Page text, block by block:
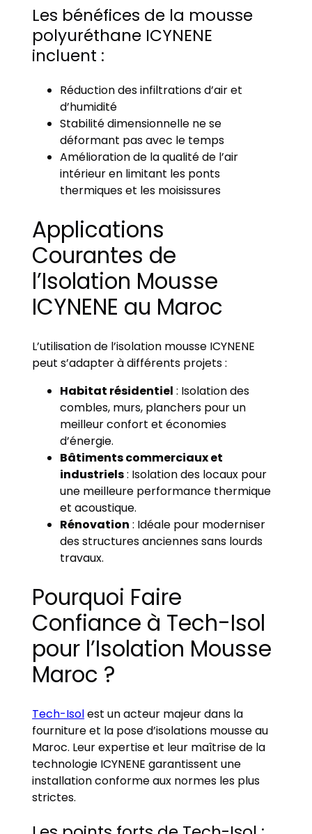
Les bénéfices de la mousse
polyuréthane ICYNENE
incluent :
Réduction des infiltrations d’air et
d’humidité
Stabilité dimensionnelle ne se
déformant pas avec le temps
Amélioration de la qualité de l’air
intérieur en limitant les ponts
thermiques et les moisissures
Applications
Courantes de
l’Isolation Mousse
ICYNENE au Maroc
L’utilisation de l’isolation mousse ICYNENE
peut s’adapter à différents projets :
Habitat résidentiel : Isolation des
combles, murs, planchers pour un
meilleur confort et économies
d’énergie.
Bâtiments commerciaux et
industriels: Isolation des locaux pour
une meilleure performance thermique
et acoustique.
Rénovation : Idéale pour moderniser
des structures anciennes sans lourds
travaux.
Pourquoi Faire
Confiance à Tech-Isol
pour l’Isolation Mousse
Maroc ?
Tech-Isolest un acteur majeur dans la
fourniture et la pose d’isolations mousse au
Maroc. Leur expertise et leur maîtrise de la
technologie ICYNENE garantissent une
installation conforme aux normes les plus
strictes.